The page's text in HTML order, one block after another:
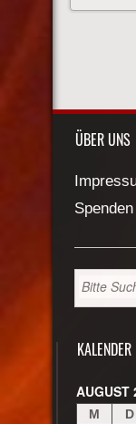
ÜBER UNS
Spenden
KALENDER
AUGUST
M D